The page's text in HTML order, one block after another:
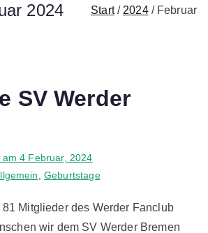
e.V.
2024 Start 2024 Februar
SV Werder
am4 Februar, 2024
Geburtstage
81 Mitglieder des Werder Fanclub
wir dem SV Werder Bremen